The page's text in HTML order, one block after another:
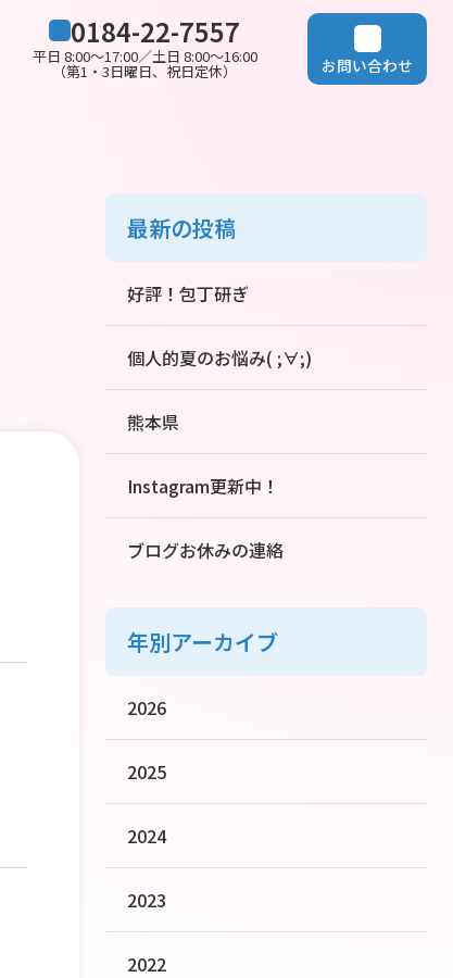
0184-22-7557
平日 8:00～17:00／土日 8:00～16:00
（第1・3日曜日、祝日定休） お問い合わせ
最新の投稿
好評！包丁研ぎ
個人的夏のお悩み( ;∀;)
熊本県
Instagram更新中！
ブログお休みの連絡
年別アーカイブ
2026
2025
2024
2023
2022